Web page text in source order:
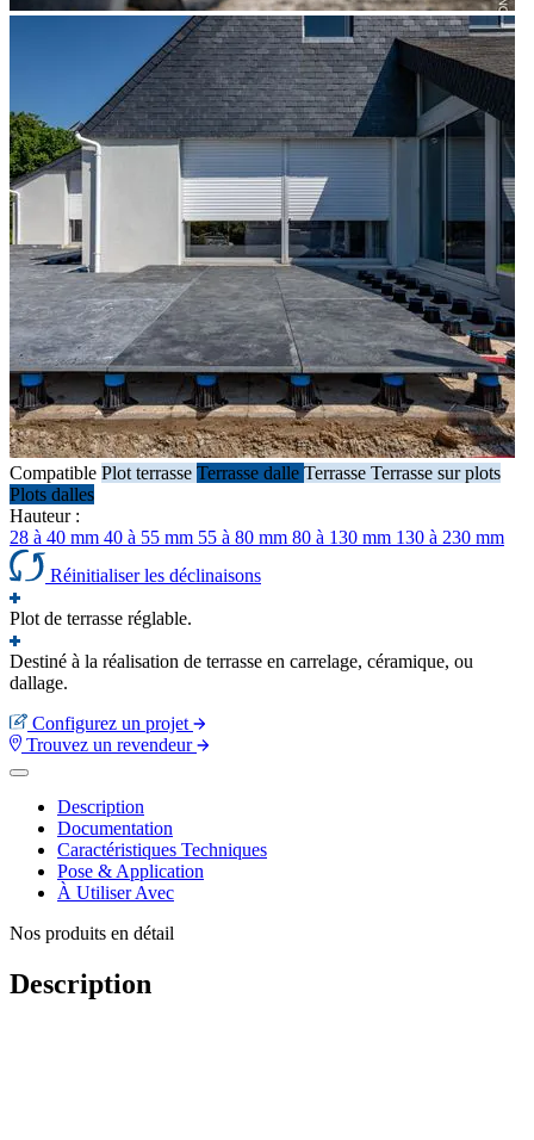
Compatible Plot terrasse Terrasse dalle Terrasse Terrasse sur plots
Plots dalles
Hauteur :
28 à 40 mm 40 à 55 mm 55 à 80 mm 80 à 130 mm 130 à 230 mm
Réinitialiser les déclinaisons
Plot de terrasse réglable.
Destiné à la réalisation de terrasse en carrelage, céramique, ou
dallage.
Configurez un projet
Trouvez un revendeur
Description
Documentation
Caractéristiques Techniques
Pose & Application
À Utiliser Avec
Nos produits en détail
Description